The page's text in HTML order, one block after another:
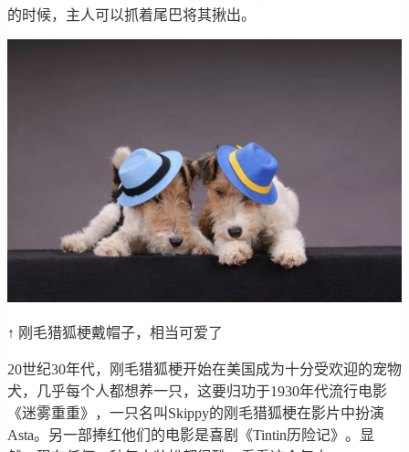
的时候，主人可以抓着尾巴将其揪出。
↑ 刚毛猎狐梗戴帽子，相当可爱了
20世纪30年代，刚毛猎狐梗开始在美国成为十分受欢迎的宠物
犬，几乎每个人都想养一只，这要归功于1930年代流行电影
《迷雾重重》，一只名叫Skippy的刚毛猎狐梗在影片中扮演
Asta。另一部捧红他们的电影是喜剧《Tintin历险记》。显